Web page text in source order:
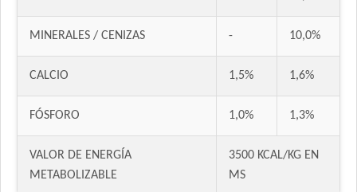
Eukanuba Puppy Medium Lamb (Cordero)
Exact Perros Cachorros
Exact Premium Perro Cachorro
Excellent Perro Cachorro Razas Medianas y Grandes
Excellent Perro Cachorro de Raza Pequeña
MINERALES / CENIZAS - 10,0%
CALCIO 1,5% 1,6%
FÓSFORO 1,0% 1,3%
VALOR DE ENERGÍA
METABOLIZABLE
3500 KCAL/KG EN
MS